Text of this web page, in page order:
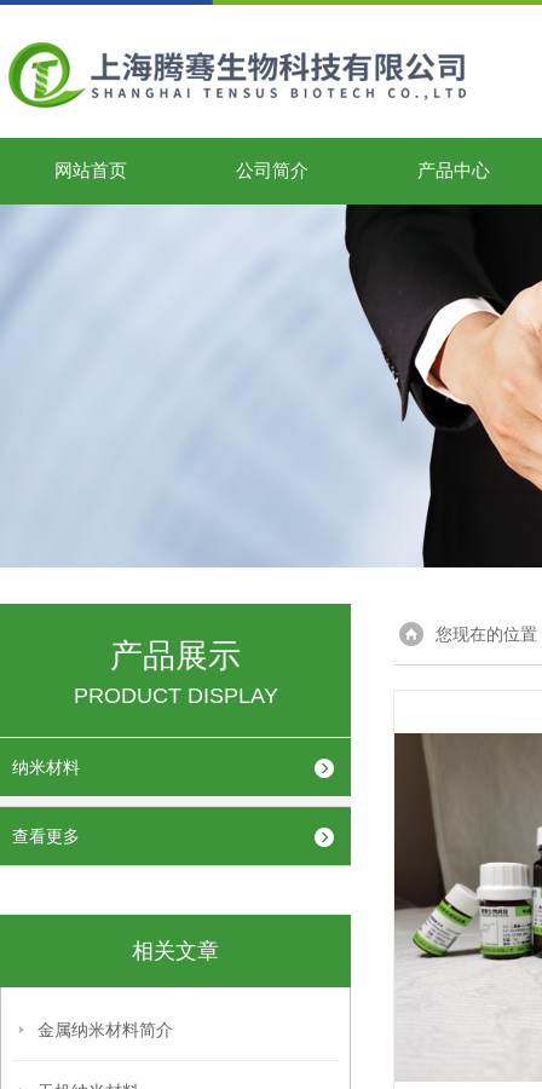
网站首页 公司简介 产品中心
产品展示
PRODUCT DISPLAY
纳米材料
查看更多
相关文章
金属纳米材料简介
您现在的位置